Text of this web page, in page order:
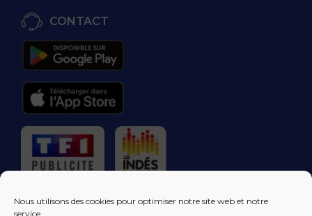
Nous utilisons des cookies pour optimiser notre site web et notre
service.
CONTACT
RÉGIE PUBLICITAIRE